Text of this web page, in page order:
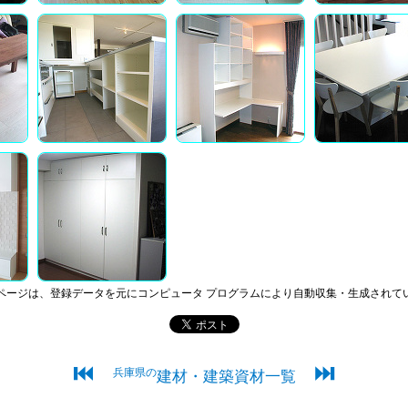
ジは、登録データを元にコンピュータ プログラムにより自動収集・生成されて
⏮ 兵庫県の建材・建築資材一覧 ⏭